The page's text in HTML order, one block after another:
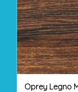
Oprey Legno